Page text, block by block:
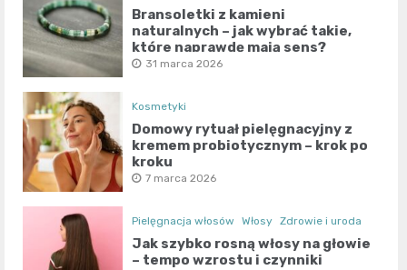
Bransoletki z kamieni
naturalnych – jak wybrać takie,
które naprawdę mają sens?
31 marca 2026
Kosmetyki
Domowy rytuał pielęgnacyjny z
kremem probiotycznym – krok po
kroku
7 marca 2026
Pielęgnacja włosów Włosy Zdrowie i uroda
Jak szybko rosną włosy na głowie
– tempo wzrostu i czynniki